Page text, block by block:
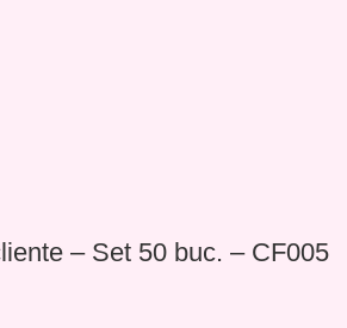
– Set 50 buc. – CF005